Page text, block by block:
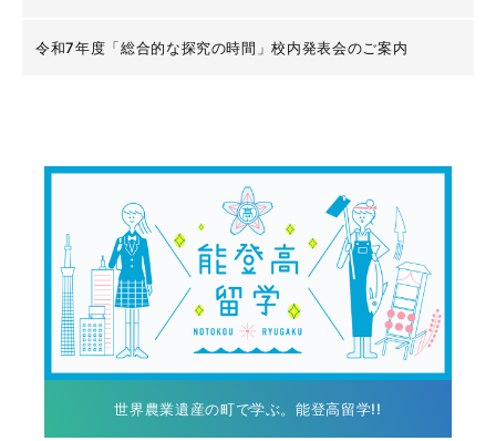
令和7年度「総合的な探究の時間」校内発表会のご案内
世界農業遺産の町で学ぶ。能登高留学!!